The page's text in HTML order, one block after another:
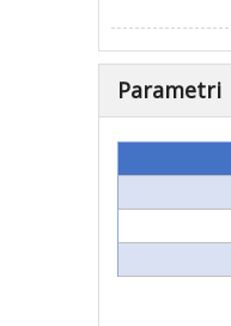
Parametri